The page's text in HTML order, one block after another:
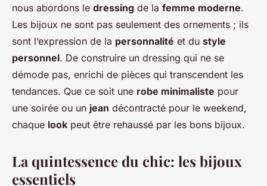
nous abordons le dressing de la femme moderne.
Les bijoux ne sont pas seulement des ornements ; ils
sont l’expression de la personnalité et du style
personnel. De construire un dressing qui ne se
démode pas, enrichi de pièces qui transcendent les
tendances. Que ce soit une robe minimaliste pour
une soirée ou un jean décontracté pour le weekend,
chaque look peut être rehaussé par les bons bijoux.
La quintessence du chic: les bijoux
essentiels